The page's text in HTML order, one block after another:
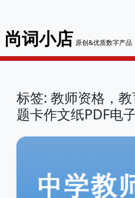
尚词小店 原创&优质数字产品
标签: 教师资格，
题卡作文纸PDF电